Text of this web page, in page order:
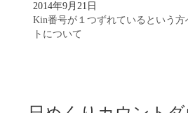
2014年9月21日
Kin番号が１つずれているという
トについて